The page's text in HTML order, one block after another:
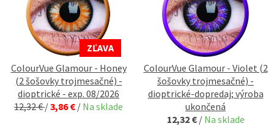
ZĽAVA
ColourVue Glamour - Honey
(2 šošovky trojmesačné) -
dioptrické - exp. 08/2026
12,32 €/3,86 € / Na sklade
ColourVue Glamour - Violet (2
šošovky trojmesačné) -
dioptrické-dopredaj; výroba
ukončená
12,32 € / Na sklade